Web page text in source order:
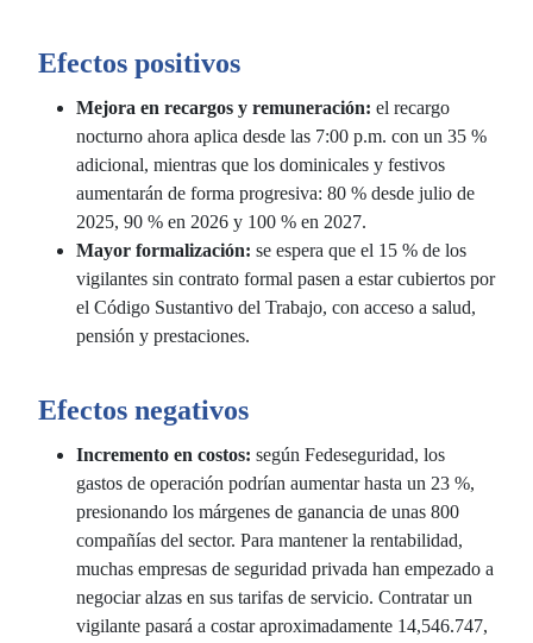
Efectos positivos
Mejora en recargos y remuneración: el recargo
nocturno ahora aplica desde las 7:00 p.m. con un 35 %
adicional, mientras que los dominicales y festivos
aumentarán de forma progresiva: 80 % desde julio de
2025, 90 % en 2026 y 100 % en 2027.
Mayor formalización: se espera que el 15 % de los
vigilantes sin contrato formal pasen a estar cubiertos por
el Código Sustantivo del Trabajo, con acceso a salud,
pensión y prestaciones.
Efectos negativos
Incremento en costos: según Fedeseguridad, los
gastos de operación podrían aumentar hasta un 23 %,
presionando los márgenes de ganancia de unas 800
compañías del sector. Para mantener la rentabilidad,
muchas empresas de seguridad privada han empezado a
negociar alzas en sus tarifas de servicio. Contratar un
vigilante pasará a costar aproximadamente 14,546.747,